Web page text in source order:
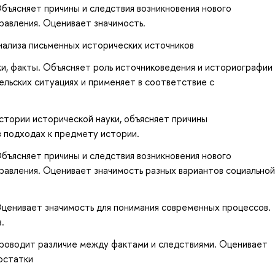
причины и следствия возникновения нового
Оценивает значимость.
письменных исторических источников
факты. Объясняет роль источниковедения и историографии
ситуациях и применяет в соответствие с
исторической науки, объясняет причины
к предмету истории.
причины и следствия возникновения нового
Оценивает значимость разных вариантов социальной
значимость для понимания современных процессов.
различие между фактами и следствиями. Оценивает